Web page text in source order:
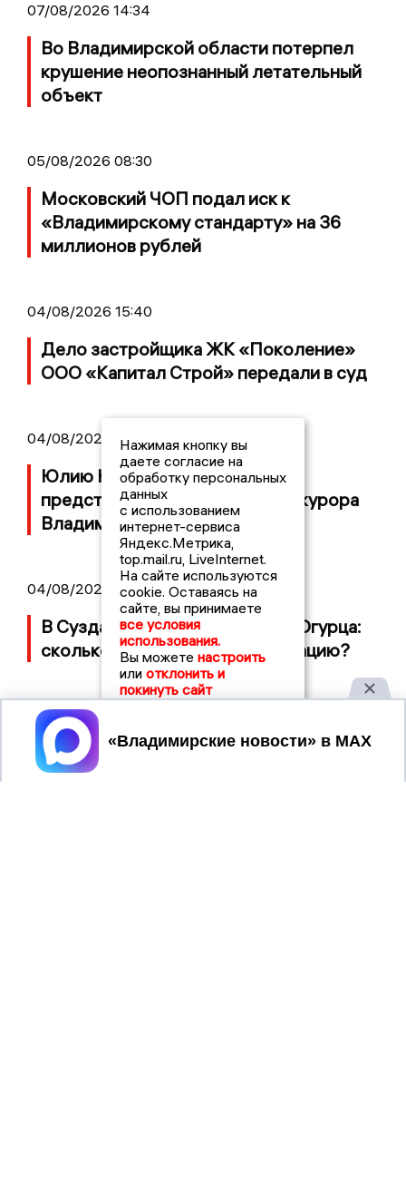
07/08/2026 14:34
Во Владимирской области потерпел
крушение неопознанный летательный
объект
05/08/2026 08:30
Московский ЧОП подал иск к
«Владимирскому стандарту» на 36
миллионов рублей
04/08/2026 15:40
Дело застройщика ЖК «Поколение»
ООО «Капитал Строй» передали в суд
04/08/2026 11:36
Юлию Калистову официально
представили в должности прокурора
Владимирской области
04/08/2026 09:01
В Суздале прошёл Фестиваль Огурца:
сколько потратили на организацию?
ВЛАДИМИРСКИЕ
Нажимая кнопку вы
даете согласие на
обработку персональных
данных
с использованием
интернет-сервиса
Яндекс.Метрика,
top.mail.ru, LiveInternet.
На сайте используются
cookie. Оставаясь на
сайте, вы принимаете
все условия
использования.
Вы можете настроить
или отклонить и
покинуть сайт
Принять